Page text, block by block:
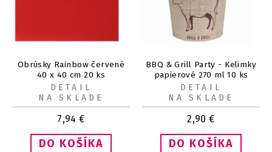
Obrúsky Rainbow červené
40 x 40 cm 20 ks
7,94 €
DETAIL
NA SKLADE
BBQ & Grill Party - Kelimky
papierové 270 ml 10 ks
2,90 €
DETAIL
NA SKLADE